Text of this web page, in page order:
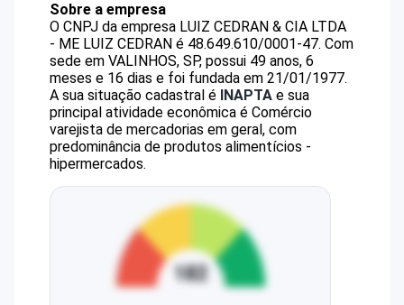
Sobre a empresa
O CNPJ da empresa LUIZ CEDRAN & CIA LTDA
- ME LUIZ CEDRAN é 48.649.610/0001-47. Com
sede em VALINHOS, SP, possui 49 anos, 6
meses e 16 dias e foi fundada em 21/01/1977.
A sua situação cadastral é INAPTA e sua
principal atividade econômica é Comércio
varejista de mercadorias em geral, com
predominância de produtos alimentícios -
hipermercados.